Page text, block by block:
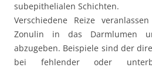
subepithelialen Schichten.
Verschiedene Reize
Zonulin in das Darmlumen
abzugeben. Beispiele sind der
bei fehlender oder